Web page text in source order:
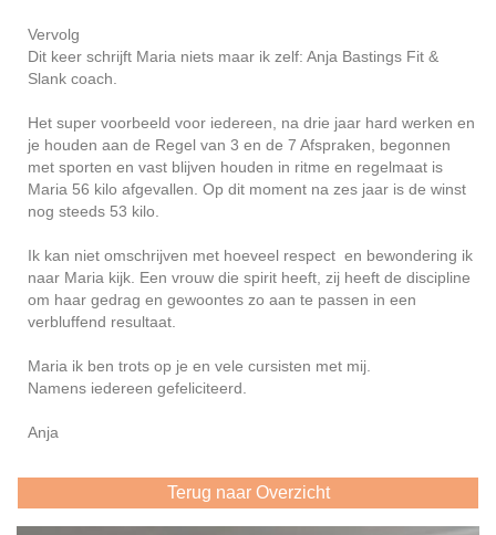
Vervolg
Dit keer schrijft Maria niets maar ik zelf: Anja Bastings Fit &
Slank coach.
Het super voorbeeld voor iedereen, na drie jaar hard werken en
je houden aan de Regel van 3 en de 7 Afspraken, begonnen
met sporten en vast blijven houden in ritme en regelmaat is
Maria 56 kilo afgevallen. Op dit moment na zes jaar is de winst
nog steeds 53 kilo.
Ik kan niet omschrijven met hoeveel respect en bewondering ik
naar Maria kijk. Een vrouw die spirit heeft, zij heeft de discipline
om haar gedrag en gewoontes zo aan te passen in een
verbluffend resultaat.
Maria ik ben trots op je en vele cursisten met mij.
Namens iedereen gefeliciteerd.
Anja
Terug naar Overzicht